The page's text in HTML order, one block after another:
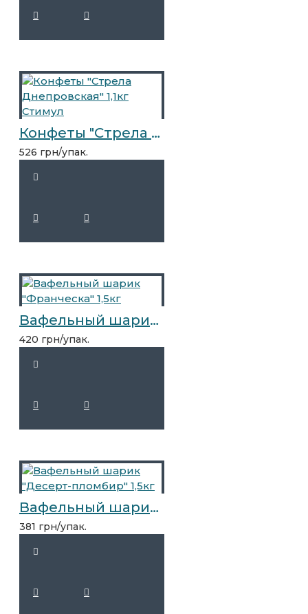
Конфеты "Стрела Днепровская" 1,1кг Стимул
526 грн/упак.
Вафельный шарик "Франческа" 1,5кг
420 грн/упак.
Вафельный шарик "Десерт-пломбир" 1,5кг
381 грн/упак.